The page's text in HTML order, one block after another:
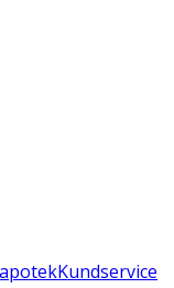
Kundservice